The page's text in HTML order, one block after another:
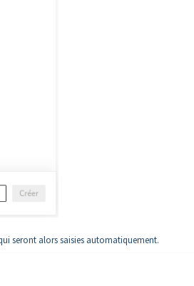
seront alors saisies automatiquement.